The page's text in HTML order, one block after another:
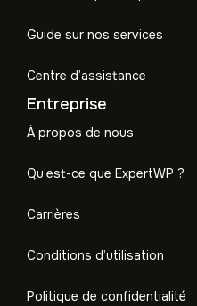
Guide sur nos services
Centre d’assistance
Entreprise
À propos de nous
Qu’est-ce que ExpertWP ?
Carrières
Conditions d’utilisation
Politique de confidentialité